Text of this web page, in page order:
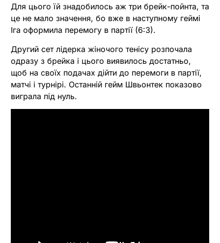
Для цього їй знадобилось аж три брейк-пойнта, та
це не мало значення, бо вже в наступному геймі
Іга оформила перемогу в партії (6:3).
Другий сет лідерка жіночого тенісу розпочала
одразу з брейка і цього виявилось достатньо,
щоб на своїх подачах дійти до перемоги в партії,
матчі і турнірі. Останній гейм Швьонтек показово
виграла під нуль.